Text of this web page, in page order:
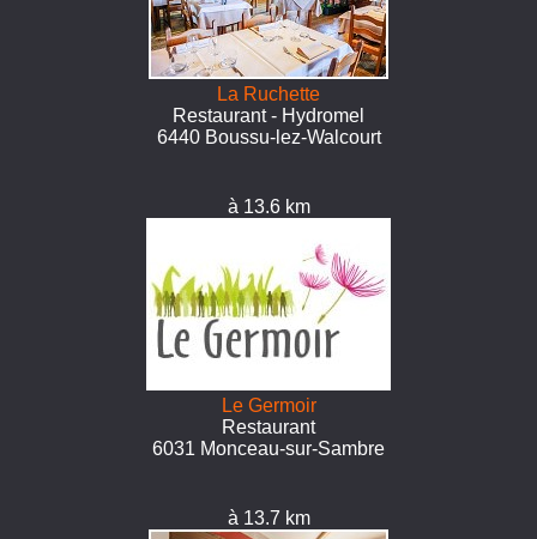
La Ruchette
Restaurant - Hydromel
6440 Boussu-lez-Walcourt
à 13.6 km
Le Germoir
Restaurant
6031 Monceau-sur-Sambre
à 13.7 km